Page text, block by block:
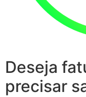
Deseja
precisar